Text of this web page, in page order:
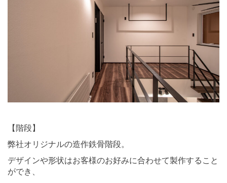
【階段】
弊社オリジナルの造作鉄骨階段。
デザインや形状はお客様のお好みに合わせて製作すること
ができ、